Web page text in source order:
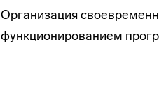
Организация
функционированием